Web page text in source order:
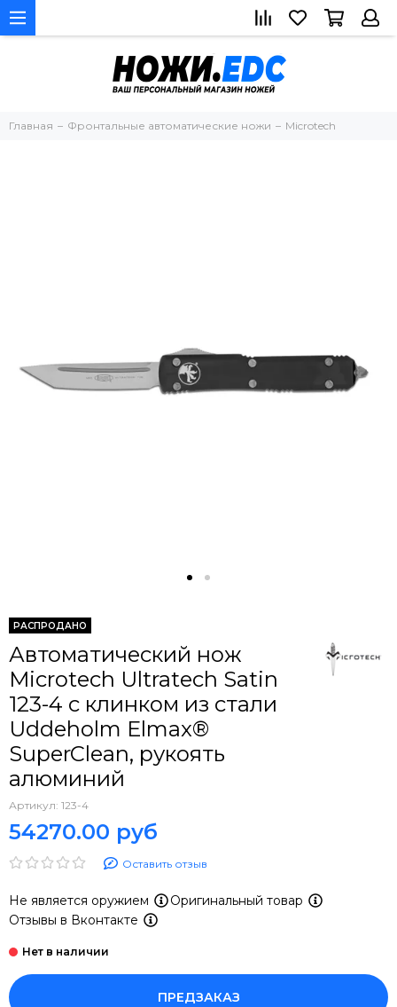
Главная Фронтальные автоматические ножи Microtech
РАСПРОДАНО
Автоматический нож
Microtech Ultratech Satin
123-4 c клинком из стали
Uddeholm Elmax®
SuperClean, рукоять
алюминий
Артикул: 123-4
54270.00 руб
Оставить отзыв
Не является оружием
Оригинальный товар
Отзывы в Вконтакте
ПРЕДЗАКАЗ